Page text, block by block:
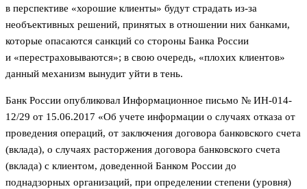
в перспективе «хорошие клиенты» будут страдать из-за
необъективных решений, принятых в отношении них банками,
которые опасаются санкций со стороны Банка России
и «перестраховываются»; в свою очередь, «плохих клиентов»
данный механизм вынудит уйти в тень.
Банк России опубликовал Информационное письмо № ИН-014-
12/29 от 15.06.2017 «Об учете информации о случаях отказа от
проведения операций, от заключения договора банковского счета
(вклада), о случаях расторжения договора банковского счета
(вклада) с клиентом, доведенной Банком России до
поднадзорных организаций, при определении степени (уровня)